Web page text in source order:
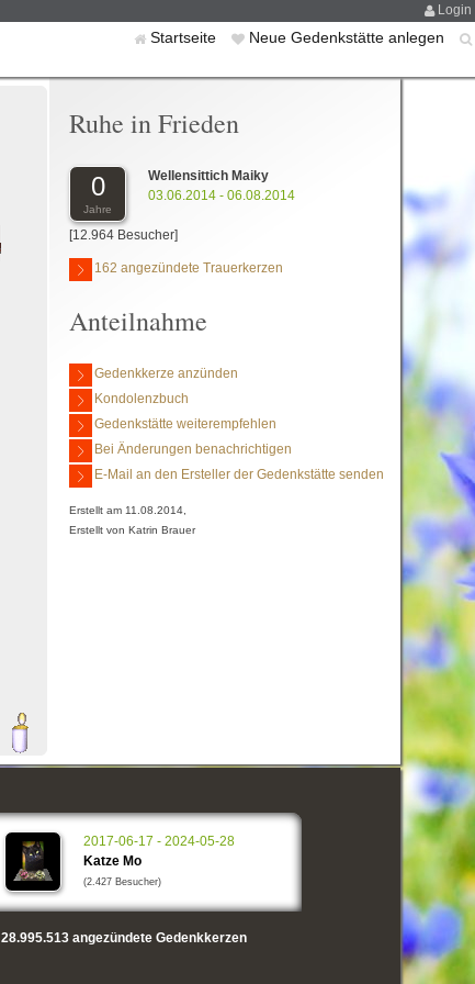
Login
Startseite Neue Gedenkstätte anlegen
Ruhe in Frieden
0
Jahre
Wellensittich Maiky
03.06.2014 - 06.08.2014
[12.964 Besucher]
162 angezündete Trauerkerzen
Anteilnahme
Gedenkkerze anzünden
Kondolenzbuch
Gedenkstätte weiterempfehlen
Bei Änderungen benachrichtigen
E-Mail an den Ersteller der Gedenkstätte senden
Erstellt am 11.08.2014,
Erstellt von Katrin Brauer
2017-06-17 - 2024-05-28
Katze Mo
(2.427 Besucher)
28.995.513angezündete Gedenkkerzen